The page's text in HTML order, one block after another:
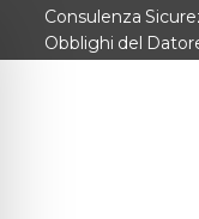
Home
Consulenza
Obblighi del